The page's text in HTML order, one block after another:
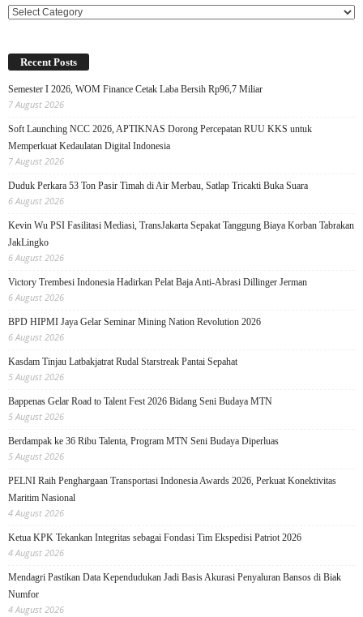
Categories
Recent Posts
Semester I 2026, WOM Finance Cetak Laba Bersih Rp96,7 Miliar
7 August 2026
Soft Launching NCC 2026, APTIKNAS Dorong Percepatan RUU KKS untuk
Memperkuat Kedaulatan Digital Indonesia
7 August 2026
Duduk Perkara 53 Ton Pasir Timah di Air Merbau, Satlap Tricakti Buka Suara
6 August 2026
Kevin Wu PSI Fasilitasi Mediasi, TransJakarta Sepakat Tanggung Biaya Korban Tabrakan
JakLingko
6 August 2026
Victory Trembesi Indonesia Hadirkan Pelat Baja Anti-Abrasi Dillinger Jerman
6 August 2026
BPD HIPMI Jaya Gelar Seminar Mining Nation Revolution 2026
6 August 2026
Kasdam Tinjau Latbakjatrat Rudal Starstreak Pantai Sepahat
5 August 2026
Bappenas Gelar Road to Talent Fest 2026 Bidang Seni Budaya MTN
5 August 2026
Berdampak ke 36 Ribu Talenta, Program MTN Seni Budaya Diperluas
5 August 2026
PELNI Raih Penghargaan Transportasi Indonesia Awards 2026, Perkuat Konektivitas
Maritim Nasional
4 August 2026
Ketua KPK Tekankan Integritas sebagai Fondasi Tim Ekspedisi Patriot 2026
4 August 2026
Mendagri Pastikan Data Kependudukan Jadi Basis Akurasi Penyaluran Bansos di Biak
Numfor
4 August 2026